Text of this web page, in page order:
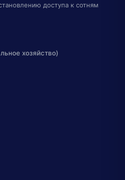
доступа к сотням
хозяйство)